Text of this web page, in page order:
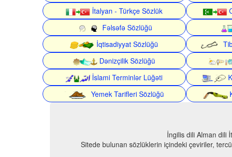
İtalyan - Türkçe Sözlük
Fəlsəfə Sözlüğü
İqtisadiyyat Sözlüğü
Dənizçilik Sözlüğü
İslami Terminlər Lüğəti
Yemek Tarifleri Sözlüğü
İngilis dili Alman dili
Sitede bulunan sözlüklerin içindeki çeviriler,